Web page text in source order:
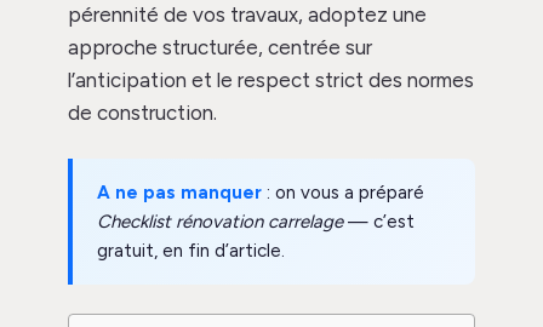
pérennité de vos travaux, adoptez une
approche structurée, centrée sur
l’anticipation et le respect strict des normes
de construction.
A ne pas manquer : on vous a préparé
Checklist rénovation carrelage— c’est
gratuit, en fin d’article.